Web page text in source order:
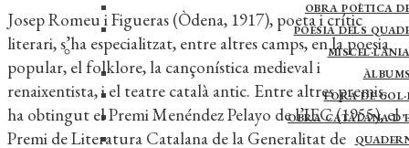
OBRA POÈTICA
POESIA DELS
FORA DE
OBRA CATALANA
Josep Romeu i Figueras (Òdena, 1917), poeta i crític
literari, s’ha especialitzat, entre altres camps, en la poesia
popular, el folklore, la cançonística medieval i
renaixentista, i el teatre català antic. Entre altres premis,
ha obtingut el Premi Menéndez Pelayo de l’IEC (1955), el
Premi de Literatura Catalana de la Generalitat de